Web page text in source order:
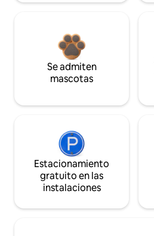
Se admiten
mascotas
Estacionamiento
gratuito en las
instalaciones